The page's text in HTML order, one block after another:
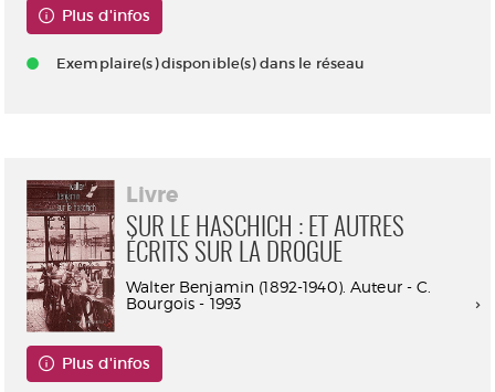
Plus d'infos
Exemplaire(s) disponible(s) dans le réseau
Livre
SUR LE HASCHICH : ET AUTRES
ÉCRITS SUR LA DROGUE
Walter Benjamin (1892-1940). Auteur - C.
Bourgois - 1993
Plus d'infos